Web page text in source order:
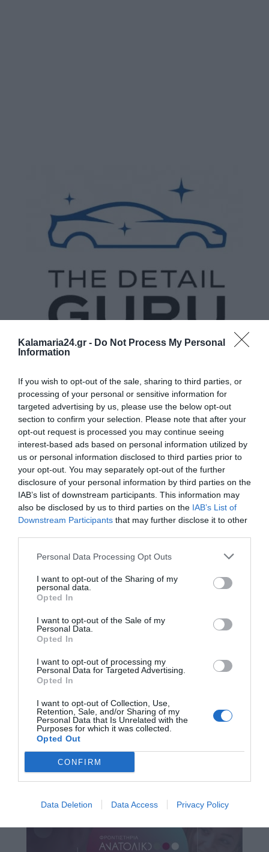
Kalamaria24.gr - Do Not Process My Personal
Information
If you wish to opt-out of the sale, sharing to third parties, or
processing of your personal or sensitive information for
targeted advertising by us, please use the below opt-out
section to confirm your selection. Please note that after your
opt-out request is processed you may continue seeing
interest-based ads based on personal information utilized by
us or personal information disclosed to third parties prior to
your opt-out. You may separately opt-out of the further
disclosure of your personal information by third parties on the
IAB’s list of downstream participants. This information may
also be disclosed by us to third parties on the IAB’s List of
Downstream Participants that may further disclose it to other
Personal Data Processing Opt Outs
I want to opt-out of the Sharing of my
personal data.
Opted In
I want to opt-out of the Sale of my
Personal Data.
Opted In
I want to opt-out of processing my
Personal Data for Targeted Advertising.
Opted In
I want to opt-out of Collection, Use,
Retention, Sale, and/or Sharing of my
Personal Data that Is Unrelated with the
Purposes for which it was collected.
Opted Out
CONFIRM
Data Deletion Data Access Privacy Policy